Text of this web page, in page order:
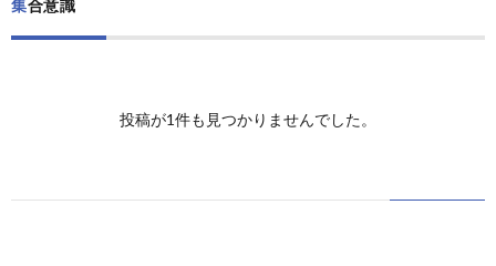
に
情
て
お
集合意識
投稿が1件も見つかりませんでした。